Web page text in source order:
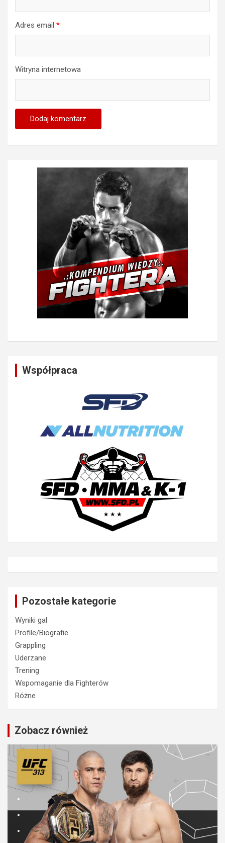
Adres email *
Witryna internetowa
Współpraca
Pozostałe kategorie
Wyniki gal
Profile/Biografie
Grappling
Uderzane
Trening
Wspomaganie dla Fighterów
Różne
Zobacz również